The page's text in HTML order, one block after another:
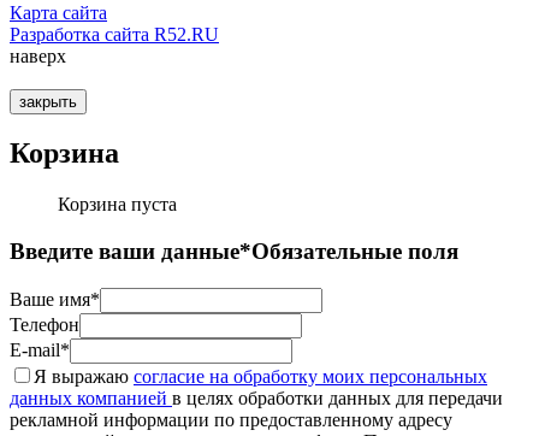
Карта сайта
Разработка сайта R52.RU
наверх
закрыть
Корзина
Корзина пуста
Введите ваши данные*Обязательные поля
Ваше имя*
Телефон
E-mail*
Я выражаю согласие на обработку моих персональных
данных компанией в целях обработки данных для передачи
рекламной информации по предоставленному адресу